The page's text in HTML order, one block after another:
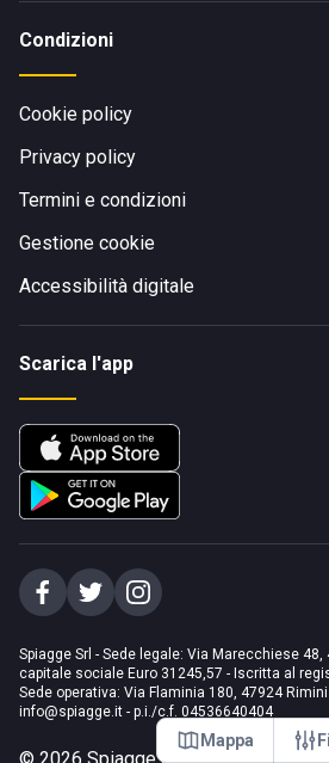
Mappa
Condizioni
Cookie policy
Privacy policy
Termini e condizioni
Gestione cookie
Accessibilità digitale
Scarica l'app
Spiagge Srl - Sede legale: Via Marecchiese 48,
capitale sociale Euro 31245,57 - Iscritta al
Sede operativa: Via Flaminia 180, 47924 Rimini
info@spiagge.it - p.i./c.f. 04536640404